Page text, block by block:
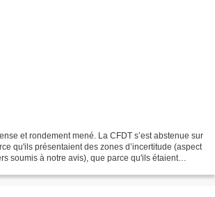
et rondement mené. La CFDT s’est abstenue sur
qu'ils présentaient des zones d’incertitude (aspect
soumis à notre avis), que parce qu'ils étaient